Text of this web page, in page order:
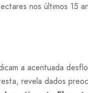
nos últimos 15
a acentuada
revela dados